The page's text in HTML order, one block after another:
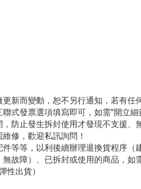
新而變動，恕不另行通知，若有任
式發票選項填寫即可，如需"開立細
防止發生拆封使用才發現不支援、
修，歡迎私訊詢問！
等等，以利後續辦理退換貨程序（
故障）、已拆封或使用的商品，如
性出貨）